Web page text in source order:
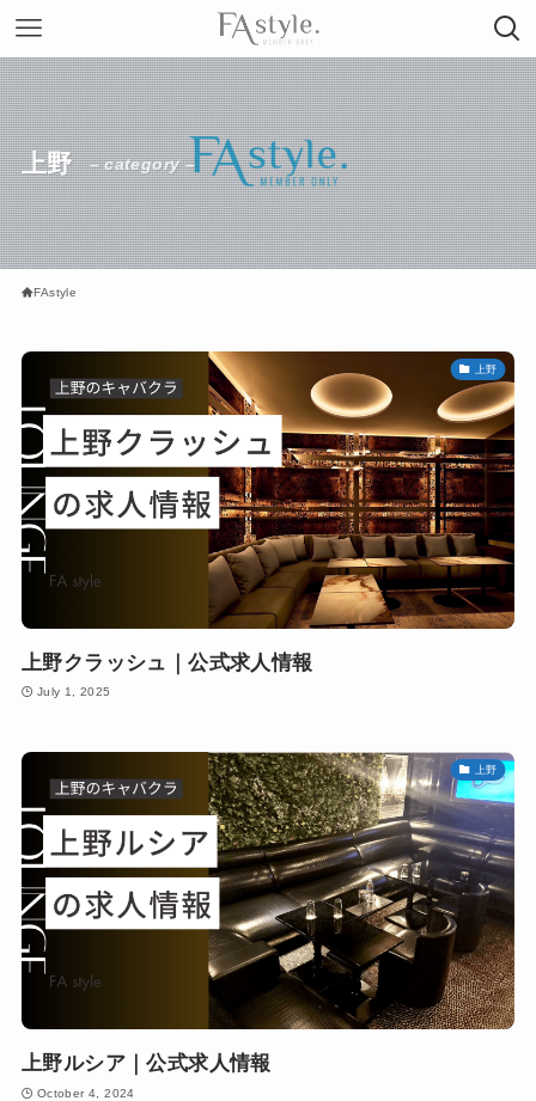
上野 – category –
FAstyle
上野
上野クラッシュ｜公式求人情報
July 1, 2025
上野
上野ルシア｜公式求人情報
October 4, 2024